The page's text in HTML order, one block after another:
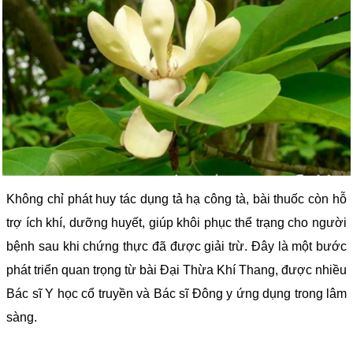
Không chỉ phát huy tác dụng tả hạ công tà, bài thuốc còn hỗ
trợ ích khí, dưỡng huyết, giúp khôi phục thể trạng cho người
bệnh sau khi chứng thực đã được giải trừ. Đây là một bước
phát triển quan trọng từ bài Đại Thừa Khí Thang, được nhiều
Bác sĩ Y học cổ truyền và Bác sĩ Đông y ứng dụng trong lâm
sàng.